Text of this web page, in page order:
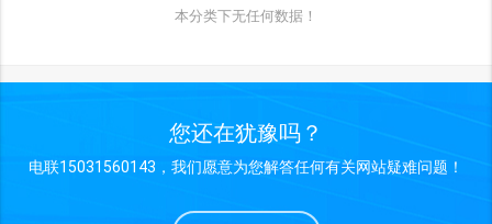
本分类下无任何数据！
您还在犹豫吗？
电联15031560143，我们愿意为您解答任何有关网站疑难问题！